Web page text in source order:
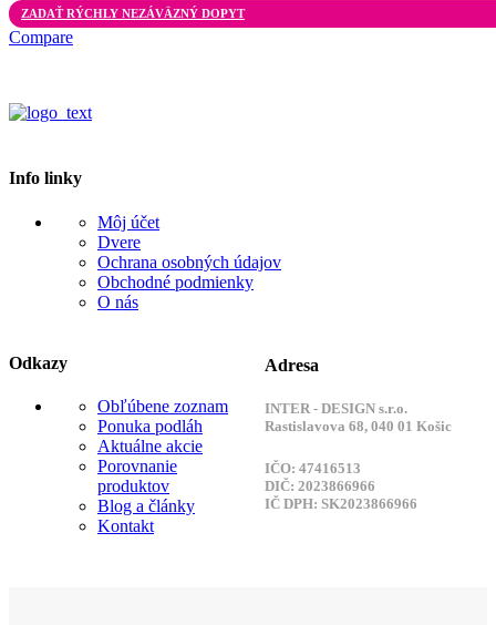
ZADAŤ RÝCHLY NEZÁVÄZNÝ DOPYT
Compare
Info linky
Môj účet
Dvere
Ochrana osobných údajov
Obchodné podmienky
O nás
Odkazy
Obľúbene zoznam
Ponuka podláh
Aktuálne akcie
Porovnanie
produktov
Blog a články
Kontakt
Adresa
INTER - DESIGN s.r.o.
Rastislavova 68, 040 01 Košic
IČO: 47416513
DIČ: 2023866966
IČ DPH: SK2023866966